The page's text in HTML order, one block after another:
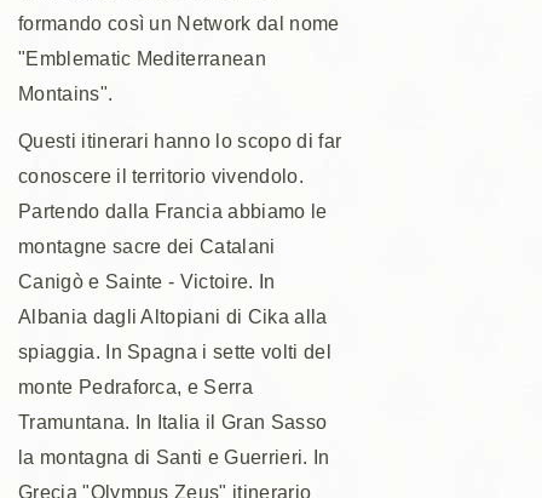
formando così un Network dal nome
"Emblematic Mediterranean
Montains".
Questi itinerari hanno lo scopo di far
conoscere il territorio vivendolo.
Partendo dalla Francia abbiamo le
montagne sacre dei Catalani
Canigò e Sainte - Victoire. In
Albania dagli Altopiani di Cika alla
spiaggia. In Spagna i sette volti del
monte Pedraforca, e Serra
Tramuntana. In Italia il Gran Sasso
la montagna di Santi e Guerrieri. In
Grecia "Olympus Zeus" itinerario